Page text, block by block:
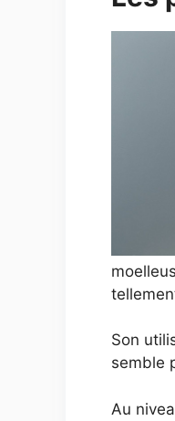
Son
semble
Au